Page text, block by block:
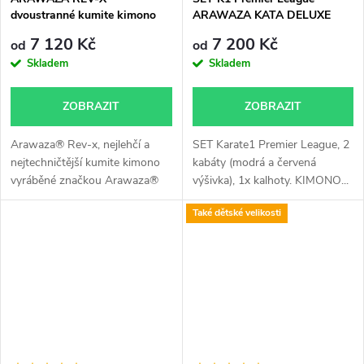
dvoustranné kumite kimono
od 7 120 Kč
Skladem
ZOBRAZIT
Arawaza® Rev-x, nejlehčí a
nejtechničtější kumite kimono
vyráběné značkou Arawaza®
v...
ARAWAZA KATA DELUXE
approved
od 7 200 Kč
Skladem
ZOBRAZIT
SET Karate1 Premier League, 2
kabáty (modrá a červená
výšivka), 1x kalhoty. KIMONO...
Také dětské velikosti